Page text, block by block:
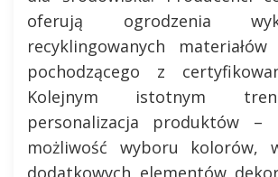
oferują ogrodzenia
recyklingowanych
pochodzącego z
Kolejnym istotnym
personalizacja produktów –
możliwość wyboru kolorów,
dodatkowych elementów